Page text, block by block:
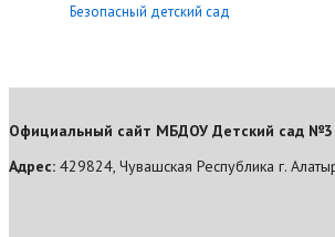
Безопасный детский сад
Официальный сайт МБДОУ Детский сад №3
Адрес: 429824, Чувашская Республика г.